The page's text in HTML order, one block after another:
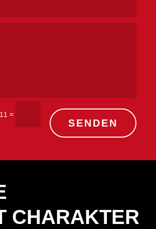
=
SENDEN
CHARAKTER